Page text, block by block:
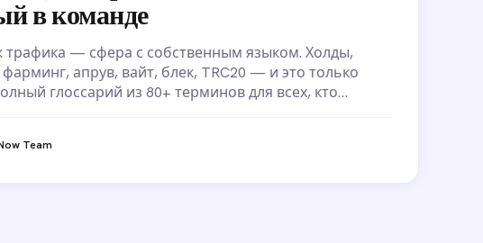
в команде
трафика — сфера с собственным языком. Холды,
фарминг, апрув, вайт, блек, TRC20 — и это только
глоссарий из 80+ терминов для всех, кто
Team